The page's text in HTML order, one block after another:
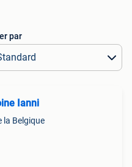
par
Ianni
la Belgique